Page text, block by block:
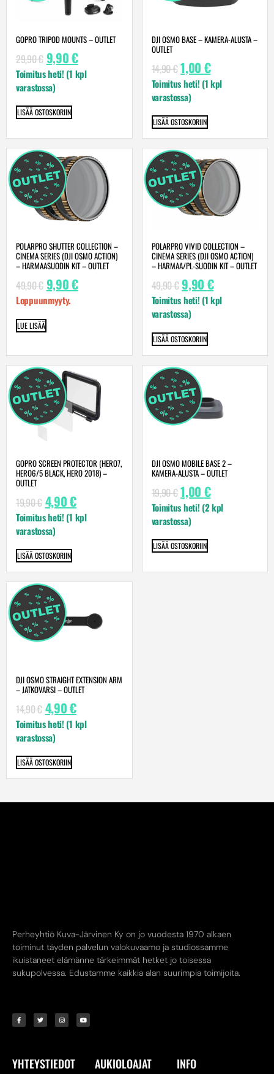
GOPRO TRIPOD MOUNTS – OUTLET
29,90€ 9,90€
Toimitus heti! (1 kpl
varastossa)
LISÄÄ OSTOSKORIIN
DJI OSMO BASE – KAMERA-ALUSTA –
OUTLET
14,90€ 1,00 €
Toimitus heti! (1 kpl
varastossa)
LISÄÄ OSTOSKORIIN
POLARPRO SHUTTER COLLECTION –
CINEMA SERIES (DJI OSMO ACTION)
– HARMAASUODIN KIT – OUTLET
49,90€ 9,90€
Loppuunmyyty.
LUE LISÄÄ
POLARPRO VIVID COLLECTION –
CINEMA SERIES (DJI OSMO ACTION)
– HARMAA/PL-SUODIN KIT – OUTLET
49,90€ 9,90 €
Toimitus heti! (1 kpl
varastossa)
LISÄÄ OSTOSKORIIN
GOPRO SCREEN PROTECTOR (HERO7,
HERO6/5 BLACK, HERO 2018) –
OUTLET
19,90€ 4,90€
Toimitus heti! (1 kpl
varastossa)
LISÄÄ OSTOSKORIIN
DJI OSMO MOBILE BASE 2 –
KAMERA-ALUSTA – OUTLET
19,90€ 1,00 €
Toimitus heti! (2 kpl
varastossa)
LISÄÄ OSTOSKORIIN
DJI OSMO STRAIGHT EXTENSION ARM
– JATKOVARSI – OUTLET
14,90€ 4,90€
Toimitus heti! (1 kpl
varastossa)
LISÄÄ OSTOSKORIIN
Perheyhtiö Kuva-Järvinen Ky on jo vuodesta 1970 alkaen
toiminut täyden palvelun valokuvaamo ja studiossamme
ikuistaneet elämänne tärkeimmät hetket jo toisessa
sukupolvessa. Edustamme kaikkia alan suurimpia toimijoita.
YHTEYSTIEDOT AUKIOLOAJAT INFO